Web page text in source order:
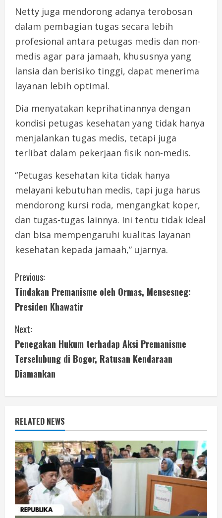
Netty juga mendorong adanya terobosan
dalam pembagian tugas secara lebih
profesional antara petugas medis dan non-
medis agar para jamaah, khususnya yang
lansia dan berisiko tinggi, dapat menerima
layanan lebih optimal.
Dia menyatakan keprihatinannya dengan
kondisi petugas kesehatan yang tidak hanya
menjalankan tugas medis, tetapi juga
terlibat dalam pekerjaan fisik non-medis.
“Petugas kesehatan kita tidak hanya
melayani kebutuhan medis, tapi juga harus
mendorong kursi roda, mengangkat koper,
dan tugas-tugas lainnya. Ini tentu tidak ideal
dan bisa mempengaruhi kualitas layanan
kesehatan kepada jamaah,” ujarnya.
C
o
n
t
i
n
e
R
e
a
d
Previous:
Tindakan Premanisme oleh Ormas, Mensesneg:
Presiden Khawatir
Next:
Penegakan Hukum terhadap Aksi Premanisme
Terselubung di Bogor, Ratusan Kendaraan
Diamankan
RELATED NEWS